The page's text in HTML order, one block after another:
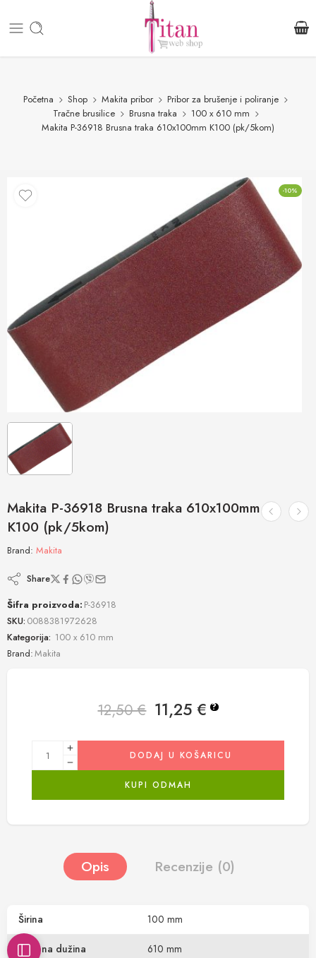
Početna Shop Makita pribor
Pribor za brušenje i poliranje
Tračne brusilice
Brusna traka
100 x 610 mm
Makita P-36918 Brusna traka 610x100mm K100 (pk/5kom)
-10%
Makita P-36918 Brusna traka 610x100mm
K100 (pk/5kom)
Brand: Makita
Share
Šifra proizvoda: P-36918
SKU: 0088381972628
Kategorija: 100 x 610 mm
Brand:Makita
12,50€ 11,25€ ?
DODAJ U KOŠARICU
KUPI ODMAH
Opis Recenzije (0)
Širina 100 mm
Ukupna dužina 610 mm